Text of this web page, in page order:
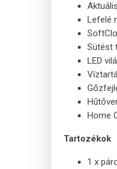
Lefelé
Sütést
LED
Home
Tartozékok
1 x